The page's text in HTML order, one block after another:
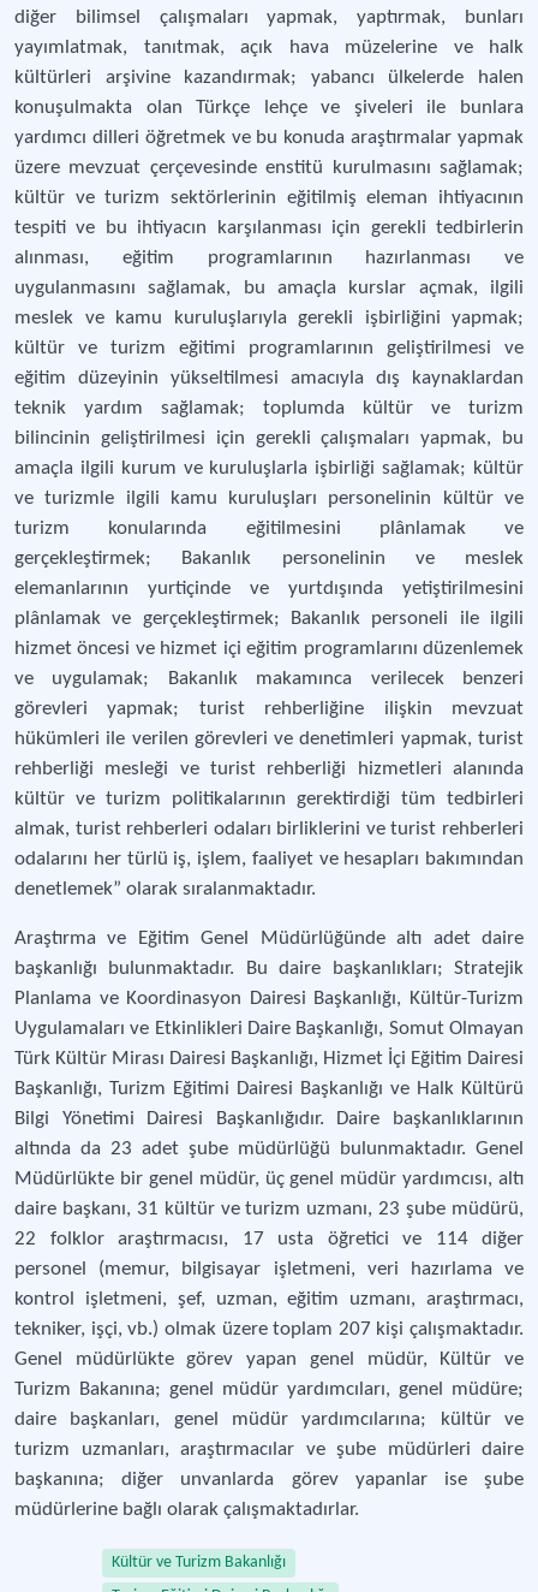
diğer bilimsel çalışmaları yapmak, yaptırmak, bunları
yayımlatmak, tanıtmak, açık hava müzelerine ve halk
kültürleri arşivine kazandırmak; yabancı ülkelerde halen
konuşulmakta olan Türkçe lehçe ve şiveleri ile bunlara
yardımcı dilleri öğretmek ve bu konuda araştırmalar yapmak
üzere mevzuat çerçevesinde enstitü kurulmasını sağlamak;
kültür ve turizm sektörlerinin eğitilmiş eleman ihtiyacının
tespiti ve bu ihtiyacın karşılanması için gerekli tedbirlerin
alınması, eğitim programlarının hazırlanması ve
uygulanmasını sağlamak, bu amaçla kurslar açmak, ilgili
meslek ve kamu kuruluşlarıyla gerekli işbirliğini yapmak;
kültür ve turizm eğitimi programlarının geliştirilmesi ve
eğitim düzeyinin yükseltilmesi amacıyla dış kaynaklardan
teknik yardım sağlamak; toplumda kültür ve turizm
bilincinin geliştirilmesi için gerekli çalışmaları yapmak, bu
amaçla ilgili kurum ve kuruluşlarla işbirliği sağlamak; kültür
ve turizmle ilgili kamu kuruluşları personelinin kültür ve
turizm konularında eğitilmesini plânlamak ve
gerçekleştirmek; Bakanlık personelinin ve meslek
elemanlarının yurtiçinde ve yurtdışında yetiştirilmesini
plânlamak ve gerçekleştirmek; Bakanlık personeli ile ilgili
hizmet öncesi ve hizmet içi eğitim programlarını düzenlemek
ve uygulamak; Bakanlık makamınca verilecek benzeri
görevleri yapmak; turist rehberliğine ilişkin mevzuat
hükümleri ile verilen görevleri ve denetimleri yapmak, turist
rehberliği mesleği ve turist rehberliği hizmetleri alanında
kültür ve turizm politikalarının gerektirdiği tüm tedbirleri
almak, turist rehberleri odaları birliklerini ve turist rehberleri
odalarını her türlü iş, işlem, faaliyet ve hesapları bakımından
denetlemek” olarak sıralanmaktadır.
Araştırma ve Eğitim Genel Müdürlüğünde altı adet daire
başkanlığı bulunmaktadır. Bu daire başkanlıkları; Stratejik
Planlama ve Koordinasyon Dairesi Başkanlığı, Kültür-Turizm
Uygulamaları ve Etkinlikleri Daire Başkanlığı, Somut Olmayan
Türk Kültür Mirası Dairesi Başkanlığı, Hizmet İçi Eğitim Dairesi
Başkanlığı, Turizm Eğitimi Dairesi Başkanlığı ve Halk Kültürü
Bilgi Yönetimi Dairesi Başkanlığıdır. Daire başkanlıklarının
altında da 23 adet şube müdürlüğü bulunmaktadır. Genel
Müdürlükte bir genel müdür, üç genel müdür yardımcısı, altı
daire başkanı, 31 kültür ve turizm uzmanı, 23 şube müdürü,
22 folklor araştırmacısı, 17 usta öğretici ve 114 diğer
personel (memur, bilgisayar işletmeni, veri hazırlama ve
kontrol işletmeni, şef, uzman, eğitim uzmanı, araştırmacı,
tekniker, işçi, vb.) olmak üzere toplam 207 kişi çalışmaktadır.
Genel müdürlükte görev yapan genel müdür, Kültür ve
Turizm Bakanına; genel müdür yardımcıları, genel müdüre;
daire başkanları, genel müdür yardımcılarına; kültür ve
turizm uzmanları, araştırmacılar ve şube müdürleri daire
başkanına; diğer unvanlarda görev yapanlar ise şube
müdürlerine bağlı olarak çalışmaktadırlar.
Kültür ve Turizm Bakanlığı